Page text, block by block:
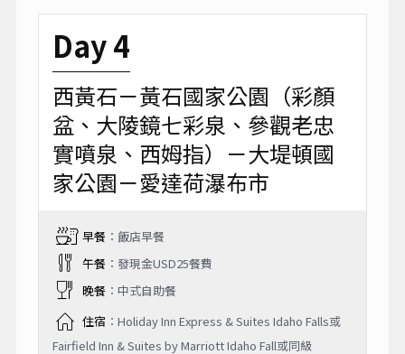
Day 4
西黃石－黃石國家公園（彩顏
盆、大陵鏡七彩泉、參觀老忠
實噴泉、西姆指）－大堤頓國
家公園－愛達荷瀑布市
早餐：飯店早餐
午餐：發現金USD25餐費
晚餐：中式自助餐
住宿 ：Holiday Inn Express & Suites Idaho Falls或
Fairfield Inn & Suites by Marriott Idaho Fall或同級